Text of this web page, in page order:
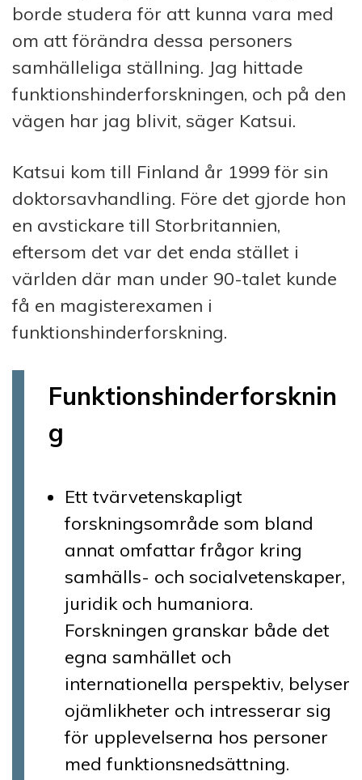
borde studera för att kunna vara med
om att förändra dessa personers
samhälleliga ställning. Jag hittade
funktionshinderforskningen, och på den
vägen har jag blivit, säger Katsui.
Katsui kom till Finland år 1999 för sin
doktorsavhandling. Före det gjorde hon
en avstickare till Storbritannien,
eftersom det var det enda stället i
världen där man under 90-talet kunde
få en magisterexamen i
funktionshinderforskning.
Funktionshinderforsknin
g
Ett tvärvetenskapligt
forskningsområde som bland
annat omfattar frågor kring
samhälls- och socialvetenskaper,
juridik och humaniora.
Forskningen granskar både det
egna samhället och
internationella perspektiv, belyser
ojämlikheter och intresserar sig
för upplevelserna hos personer
med funktionsnedsättning.